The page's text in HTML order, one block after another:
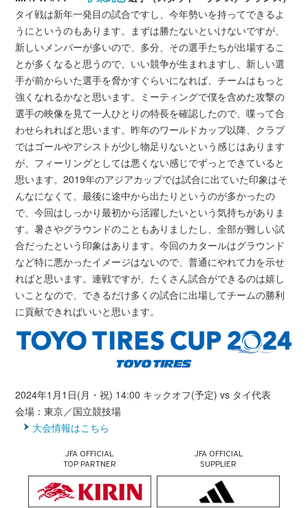
タイ戦は新年一発目の試合ですし、今年勢いを持ってできるよ
うにというのもあります。まずは勝たないといけないですが、
新しいメンバーが多いので、多分、その選手たちが出場するこ
とが多くなると思うので、いい競争が生まれますし、新しい選
手が前からいた選手を脅かすぐらいになれば、チームはもっと
強くなれるかなと思います。ミーティングで僕を含めた攻撃の
選手の映像を見て一人ひとりの特長を確認したので、喋って合
わせられればと思います。昨年のワールドカップ以降、クラブ
ではゴールやアシストが少し物足りないという感じはあります
が、フィーリングとしては悪くない感じでずっとできていると
思います。2019年のアジアカップでは試合に出ていた印象はそ
んなになくて、最後に途中から出たりというのが多かったの
で、今回はしっかり最初から活躍したいという気持ちがありま
す。暑さやグラウンドのこともありましたし、全部が難しい試
合だったという印象はあります。今回のカタールはグラウンド
など特に悪かったイメージはないので、普通にやれて力を示せ
ればと思います。連戦ですが、たくさん試合ができるのは嬉し
いことなので、できるだけ多くの試合に出場してチームの勝利
に貢献できればいいと思います。
2024年1月1日(月・祝) 14:00 キックオフ(予定) vs タイ代表
会場：東京／国立競技場
大会情報はこちら
JFA OFFICIAL
TOP PARTNER
JFA OFFICIAL
SUPPLIER